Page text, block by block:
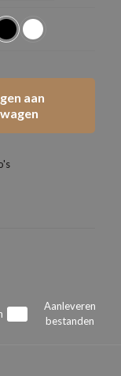
aan
Aanleveren
bestanden